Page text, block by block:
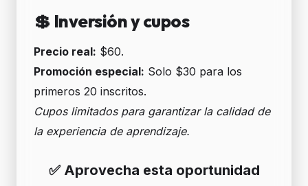
💲 Inversión y cupos
Precio real: $60.
Promoción especial: Solo $30 para los
primeros 20 inscritos.
Cupos limitados para garantizar la calidad de
la experiencia de aprendizaje.
✅ Aprovecha esta oportunidad